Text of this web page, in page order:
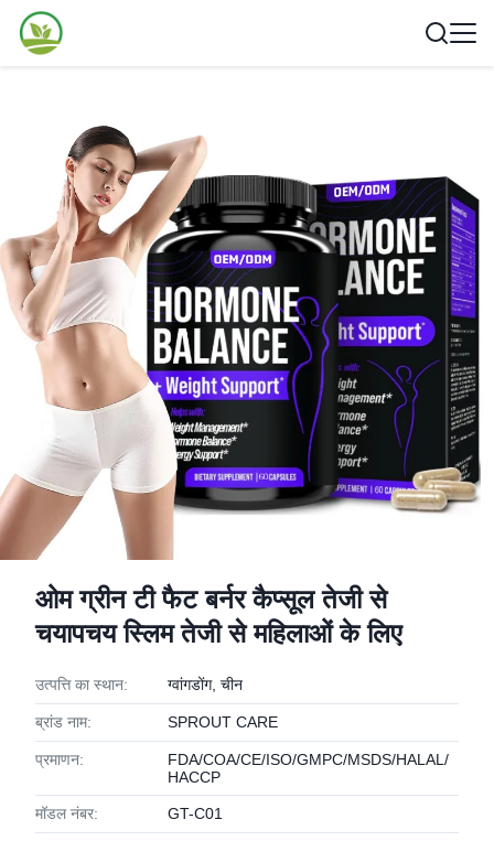
ओम ग्रीन टी फैट बर्नर कैप्सूल तेजी से
चयापचय स्लिम तेजी से महिलाओं के लिए
उत्पत्ति का स्थान: ग्वांगडोंग, चीन
ब्रांड नाम: SPROUT CARE
प्रमाणन:
FDA/COA/CE/ISO/GMPC/MSDS/HALAL/
HACCP
मॉडल नंबर: GT-C01